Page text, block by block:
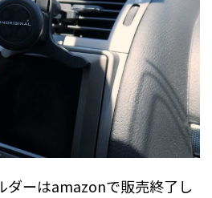
ダーはamazonで販売終了し